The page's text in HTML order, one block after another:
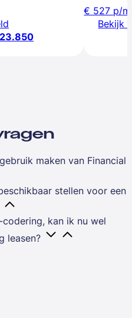
€ 527 p/m
Bekijk
maken van Financial
stellen voor een
codering, kan ik nu wel
leasen?